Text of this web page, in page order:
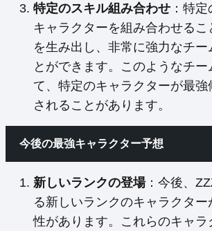
特定のスキル組み合わせ ：特
キャラクターを組み合わせるこ
を生み出し、非常に強力なチー
とができます。このようなチー
て、特定のキャラクターが最強
されることがあります。
今後の最強キャラクター予想
新しいランクの登場：今後、
る新しいランクのキャラクタ
性があります。これらのキャ